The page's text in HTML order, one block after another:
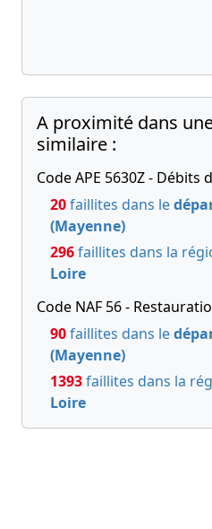
A proximité dans
similaire :
Code APE 5630Z - Débits
20faillites dans le
(Mayenne)
296faillites dans la
Loire
Code NAF 56 -
90faillites dans le
(Mayenne)
1393faillites dans la
Loire